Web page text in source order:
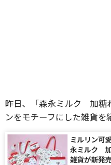
昨日、「森永ミルク 加糖
ンをモチーフにした雑貨を
ミルリン可
永ミルク 加
雑貨が新発